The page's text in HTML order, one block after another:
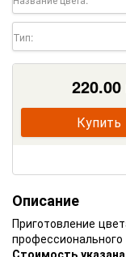
Тип:
220.00
Купить
Описание
Приготовление